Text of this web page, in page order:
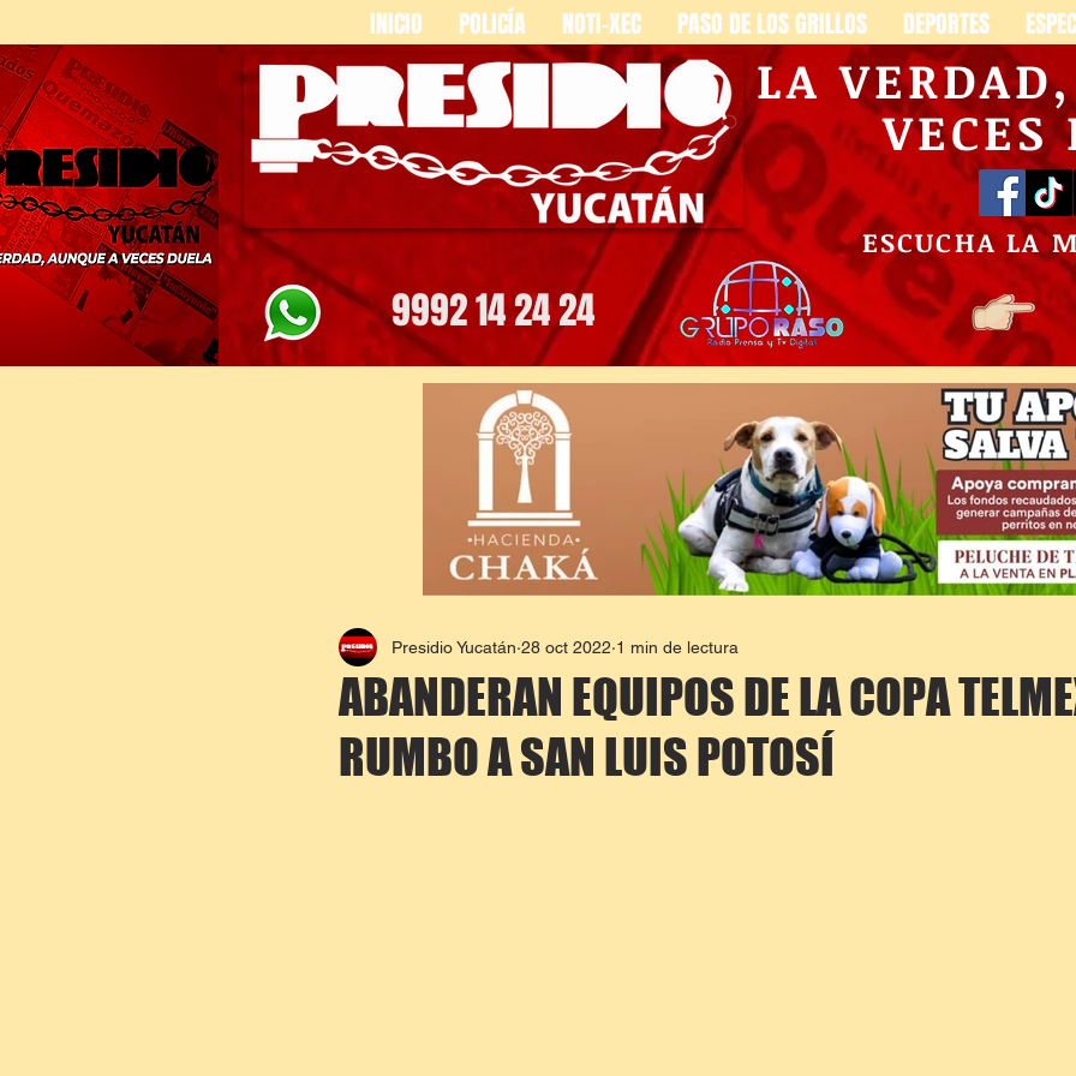
INICIO POLICÍA NOTI-XEC PASO DE LOS GRILLOS DEPORTES
LA
VECES
ESCUCHA LA
9992 14 24 24
ABANDERAN EQUIPOS DE LA COPA
RUMBO A SAN LUIS POTOSÍ
Presidio Yucatán 28 oct 2022 1 min de lectura